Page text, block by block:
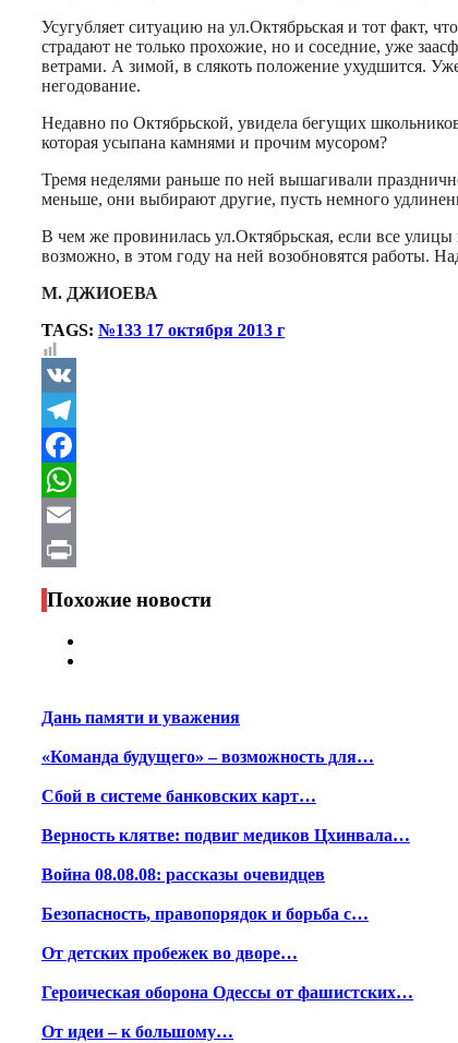
Усугубляет ситуацию на ул.Октябрьская и тот факт,
страдают не только прохожие, но и соседние, уже
ветрами. А зимой, в слякоть положение ухудшится.
негодование.
Недавно по Октябрьской, увидела бегущих
которая усыпана камнями и прочим мусором?
Тремя неделями раньше по ней вышагивали
меньше, они выбирают другие, пусть немного
В чем же провинилась ул.Октябрьская, если все
возможно, в этом году на ней возобновятся работы.
М. ДЖИОЕВА
TAGS: №133 17 октября 2013 г
VK
Telegram
Facebook
WhatsApp
Email
Print
Похожие новости
Дань памяти и уважения
«Команда будущего» – возможность для…
Сбой в системе банковских карт…
Верность клятве: подвиг медиков Цхинвала…
Война 08.08.08: рассказы очевидцев
Безопасность, правопорядок и борьба с…
От детских пробежек во дворе…
Героическая оборона Одессы от фашистских…
От идеи – к большому…